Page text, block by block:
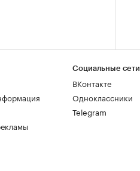
Социальные сети
ВКонтакте
Одноклассники
Telegram